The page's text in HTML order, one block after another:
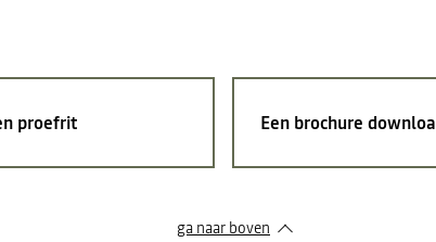
proefrit Een brochure
ga naar boven